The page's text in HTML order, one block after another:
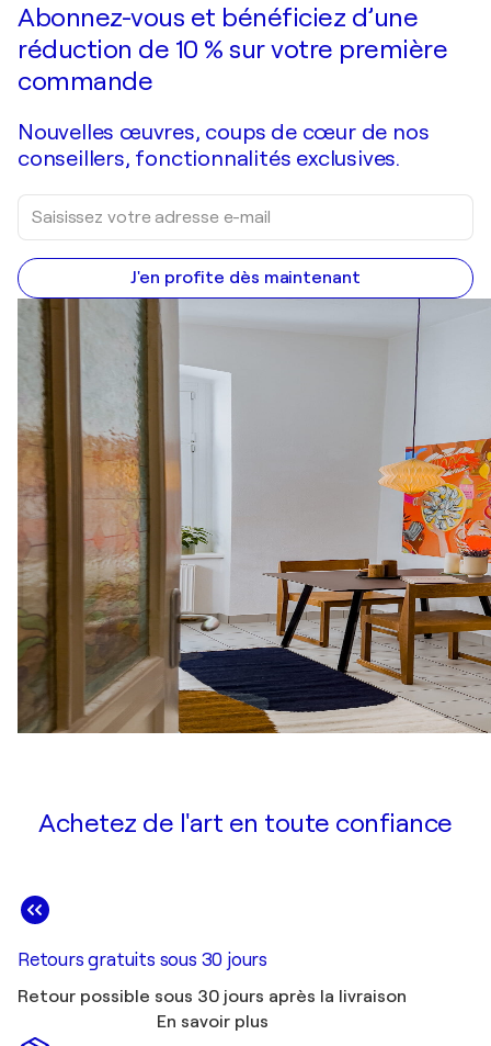
Abonnez-vous et bénéficiez d’une
réduction de 10 % sur votre première
commande
Nouvelles œuvres, coups de cœur de nos
conseillers, fonctionnalités exclusives.
J'en profite dès maintenant
Achetez de l'art en toute confiance
Retours gratuits sous 30 jours
Retour possible sous 30 jours après la livraison
En savoir plus